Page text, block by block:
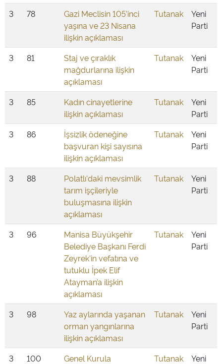
3 78
Gazi Meclisin 105’inci
yaşına ve 23 Nisana
ilişkin açıklaması
Tutanak
Yeni
Parti
3 81
Staj ve çıraklık
mağdurlarına ilişkin
açıklaması
Tutanak
Yeni
Parti
3 85
Kadın cinayetlerine
ilişkin açıklaması
Tutanak
Yeni
Parti
3
86
İşsizlik ödeneğine
başvuran kişi sayısına
ilişkin açıklaması
Tutanak
Yeni
Parti
3 88
Polatlı'daki mevsimlik
tarım işçileriyle
buluşmasına ilişkin
açıklaması
Tutanak
Yeni
Parti
3 96
Manisa Büyükşehir
Belediye Başkanı Ferdi
Zeyrek'in vefatına ve
tutuklu İpek Elif
Atayman’a ilişkin
açıklaması
Tutanak
Yeni
Parti
3 98
Yaz aylarında yaşanan
orman yangınlarına
ilişkin açıklaması
Tutanak
Yeni
Parti
3 100
Genel Kurula
Tutanak
Yeni